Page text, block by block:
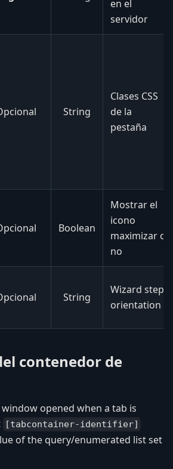
en el
servidor
String
Clases CSS
de la
pestaña
Boolean
Mostrar el
icono
maximizar o
no
String
Wizard steps
orientation
contenedor de
opened when a tab is
[tabcontainer-identifier]
of the query/enumerated list set